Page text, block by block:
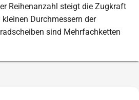
Reihenanzahl steigt die Zugkraft
Durchmessern der
sind Mehrfachketten